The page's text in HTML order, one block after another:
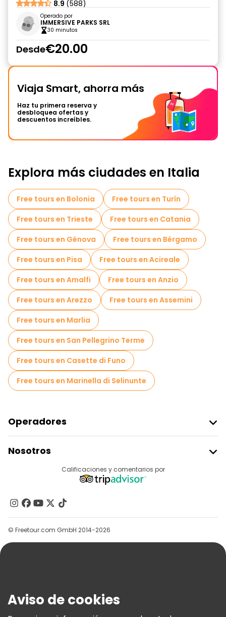
8.9 (588)
Operado por
IMMERSIVE PARKS SRL
30 minutos
Desde€20.00
Viaja Smart, ahorra más
Haz tu primera reserva y
desbloquea ofertas y
descuentos increíbles.
Explora más ciudades en Italia
Free tours en Bolonia
Free tours en Turín
Free tours en Trieste
Free tours en Catania
Free tours en Génova
Free tours en Bérgamo
Free tours en Pisa
Free tours en Acireale
Free tours en Amalfi
Free tours en Anzio
Free tours en Arezzo
Free tours en Assemini
Free tours en Marlia
Free tours en San Pellegrino Terme
Free tours en Casette di Funo
Free tours en Marinella di Selinunte
Operadores
Acceder Como Proveedor
Programa De Afiliados
Nosotros
Contacto
Grupos
Ayuda
Términos E Información Legal
Calificaciones y comentarios por
© Freetour.com GmbH 2014-2026
Aviso de cookies